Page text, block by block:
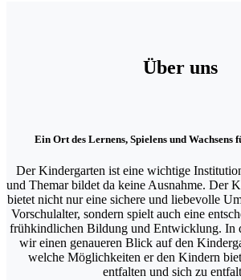
Über uns
Ein Ort des Lernens, Spielens und Wachsens
Der Kindergarten ist eine wichtige
und Themar bildet da keine Ausnahme. Der
bietet nicht nur eine sichere und liebevolle
Vorschulalter, sondern spielt auch eine
frühkindlichen Bildung und Entwicklung. In
wir einen genaueren Blick auf den
welche Möglichkeiten er den Kindern
entfalten und sich zu